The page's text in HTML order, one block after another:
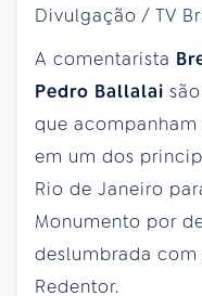
A comentarista
Pedro Ballalai
que
em um dos
Rio de Janeiro
Monumento por
deslumbrada
Redentor.